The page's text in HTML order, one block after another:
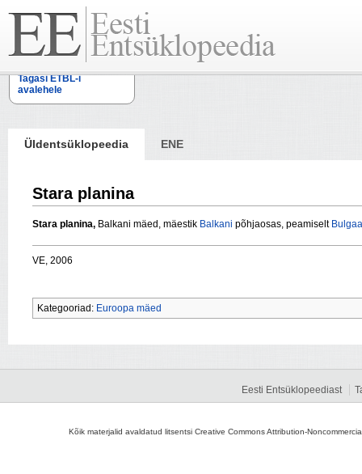
Tagasi ETBL-i
avalehele
Üldentsüklopeedia ENE
Stara planina
Stara planina, Balkani mäed, mäestik Balkani põhjaosas, peamiselt
VE, 2006
Kategooriad: Euroopa mäed
Eesti Entsüklopeediast
Kõik materjalid avaldatud litsentsi Creative Commons Attribution-